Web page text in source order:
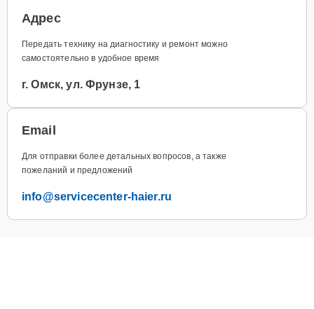
Адрес
Передать технику на диагностику и ремонт можно
самостоятельно в удобное время
г. Омск, ул. Фрунзе, 1
Email
Для отправки более детальных вопросов, а также
пожеланий и предложений
info@servicecenter-haier.ru